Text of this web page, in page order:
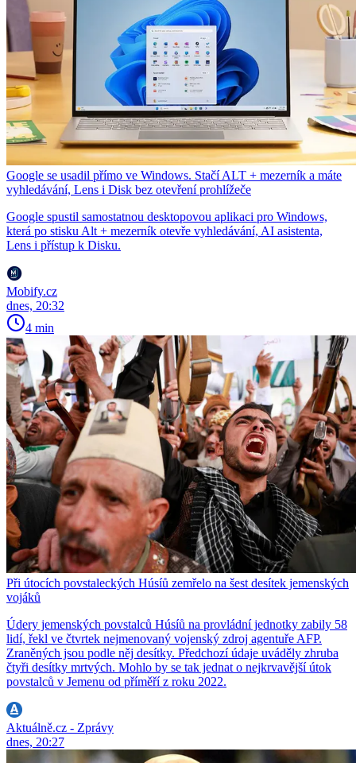
Google se usadil přímo ve Windows. Stačí ALT + mezerník a máte
vyhledávání, Lens i Disk bez otevření prohlížeče
Google spustil samostatnou desktopovou aplikaci pro Windows,
která po stisku Alt + mezerník otevře vyhledávání, AI asistenta,
Lens i přístup k Disku.
Mobify.cz
dnes, 20:32
4 min
Při útocích povstaleckých Húsíů zemřelo na šest desítek jemenských
vojáků
Údery jemenských povstalců Húsíů na provládní jednotky zabily 58
lidí, řekl ve čtvrtek nejmenovaný vojenský zdroj agentuře AFP.
Zraněných jsou podle něj desítky. Předchozí údaje uváděly zhruba
čtyři desítky mrtvých. Mohlo by se tak jednat o nejkrvavější útok
povstalců v Jemenu od příměří z roku 2022.
Aktuálně.cz - Zprávy
dnes, 20:27